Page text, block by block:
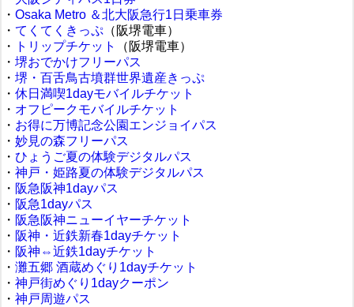
・ Osaka Metro ＆北大阪急行1日乗車券
・ てくてくきっぷ （阪堺電車）
・
トリップチケット
（阪堺電車）
・ 堺おでかけフリーパス
・ 堺・百舌鳥古墳群世界遺産きっぷ
・ 休日満喫1dayモバイルチケット
・ オフピークモバイルチケット
・ お得に万博記念公園エンジョイパス
・ 妙見の森フリーパス
・ ひょうご夏の体験デジタルパス
・ 神戸・姫路夏の体験デジタルパス
・ 阪急阪神1dayパス
・ 阪急1dayパス
・ 阪急阪神ニューイヤーチケット
・ 阪神・近鉄新春1dayチケット
・ 阪神⇔近鉄1dayチケット
・ 灘五郷 酒蔵めぐり1dayチケット
・ 神戸街めぐり1dayクーポン
・ 神戸周遊パス